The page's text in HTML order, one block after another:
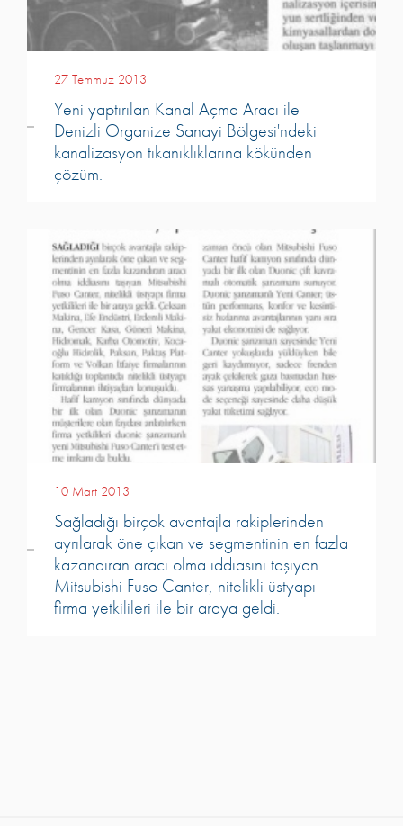
27 Temmuz 2013
Yeni yaptırılan Kanal Açma Aracı ile
Denizli Organize Sanayi Bölgesi'ndeki
kanalizasyon tıkanıklıklarına kökünden
çözüm.
10 Mart 2013
Sağladığı birçok avantajla rakiplerinden
ayrılarak öne çıkan ve segmentinin en fazla
kazandıran aracı olma iddiasını taşıyan
Mitsubishi Fuso Canter, nitelikli üstyapı
firma yetkilileri ile bir araya geldi.